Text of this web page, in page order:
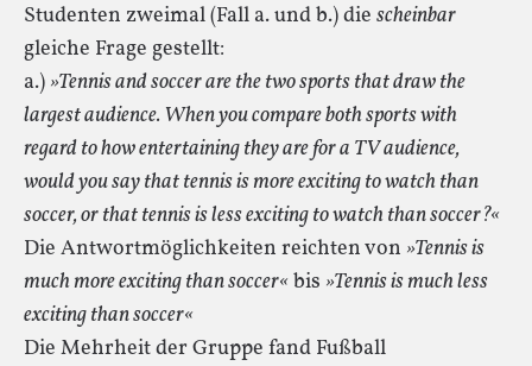
Studenten zweimal (Fall a. und b.) die scheinbar
gleiche Frage gestellt:
a.) »Tennis and soccer are the two sports that draw the
largest audience. When you compare both sports with
regard to how entertaining they are for a TV audience,
would you say that tennis is more exciting to watch than
soccer, or that tennis is less exciting to watch than soccer?«
Die Antwortmöglichkeiten reichten von »Tennis is
much more exciting than soccer«bis »Tennis is much less
exciting than soccer«
Die Mehrheit der Gruppe fand Fußball